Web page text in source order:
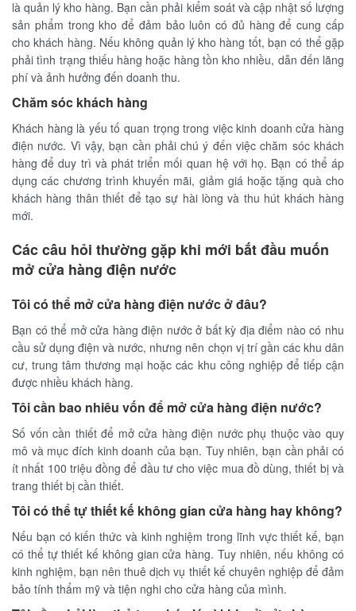
là quản lý kho hàng. Bạn cần phải kiểm soát và cập nhật số lượng
sản phẩm trong kho để đảm bảo luôn có đủ hàng để cung cấp
cho khách hàng. Nếu không quản lý kho hàng tốt, bạn có thể gặp
phải tình trạng thiếu hàng hoặc hàng tồn kho nhiều, dẫn đến lãng
phí và ảnh hưởng đến doanh thu.
Chăm sóc khách hàng
Khách hàng là yếu tố quan trọng trong việc kinh doanh cửa hàng
điện nước. Vì vậy, bạn cần phải chú ý đến việc chăm sóc khách
hàng để duy trì và phát triển mối quan hệ với họ. Bạn có thể áp
dụng các chương trình khuyến mãi, giảm giá hoặc tặng quà cho
khách hàng thân thiết để tạo sự hài lòng và thu hút khách hàng
mới.
Các câu hỏi thường gặp khi mới bắt đầu muốn
mở cửa hàng điện nước
Tôi có thể mở cửa hàng điện nước ở đâu?
Bạn có thể mở cửa hàng điện nước ở bất kỳ địa điểm nào có nhu
cầu sử dụng điện và nước, nhưng nên chọn vị trí gần các khu dân
cư, trung tâm thương mại hoặc các khu công nghiệp để tiếp cận
được nhiều khách hàng.
Tôi cần bao nhiêu vốn để mở cửa hàng điện nước?
Số vốn cần thiết để mở cửa hàng điện nước phụ thuộc vào quy
mô và mục đích kinh doanh của bạn. Tuy nhiên, bạn cần phải có
ít nhất 100 triệu đồng để đầu tư cho việc mua đồ dùng, thiết bị và
trang thiết bị cần thiết.
Tôi có thể tự thiết kế không gian cửa hàng hay không?
Nếu bạn có kiến thức và kinh nghiệm trong lĩnh vực thiết kế, bạn
có thể tự thiết kế không gian cửa hàng. Tuy nhiên, nếu không có
kinh nghiệm, bạn nên thuê dịch vụ thiết kế chuyên nghiệp để đảm
bảo tính thẩm mỹ và tiện nghi cho cửa hàng của mình.